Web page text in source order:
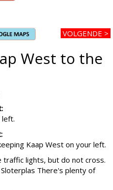
VOLGENDE >
West to the
left.
Kaap West on your left.
traffic lights, but do not cross.
There's plenty of